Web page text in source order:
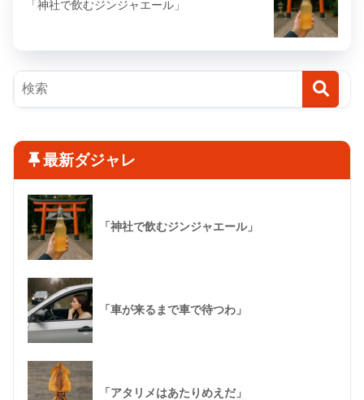
「神社で飲むジンジャエール」
最新ダジャレ
「神社で飲むジンジャエール」
「車が来るまで車で待つわ」
「アタリメはあたりめえだ」